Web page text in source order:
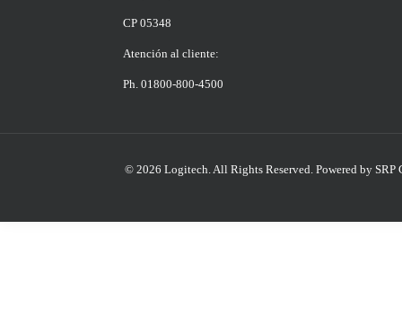
CP 05348
Atención al cliente:
Ph. 01800-800-4500
© 2026 Logitech. All Rights Reserved. Powered by